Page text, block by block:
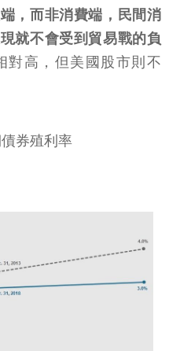
，而非消費端，民間消
就不會受到貿易戰的負
對高，但美國股市則不
券殖利率